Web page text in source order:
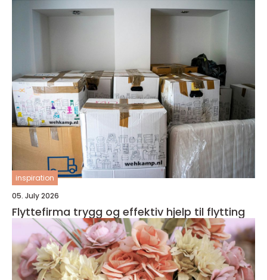
inspiration
05. July 2026
Flyttefirma trygg og effektiv hjelp til flytting